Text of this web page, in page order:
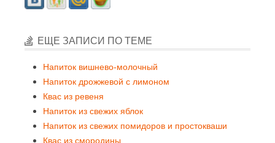
ЕЩЕ ЗАПИСИ ПО ТЕМЕ
Напиток вишнево-молочный
Напиток дрожжевой с лимоном
Квас из ревеня
Напиток из свежих яблок
Напиток из свежих помидоров и простокваши
Квас из смородины